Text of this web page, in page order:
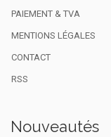
PAIEMENT & TVA
MENTIONS LÉGALES
CONTACT
RSS
Nouveautés